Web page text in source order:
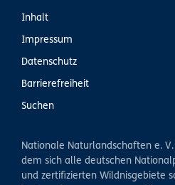
Inhalt
Impressum
Datenschutz
Barrierefreiheit
Suchen
Nationale Naturlandschaften e.
dem sich alle deutschen
und zertifizierten Wildnisgebiete